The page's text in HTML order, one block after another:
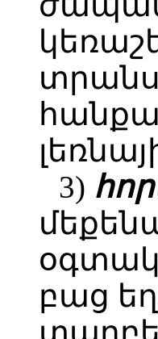
3)
բաց